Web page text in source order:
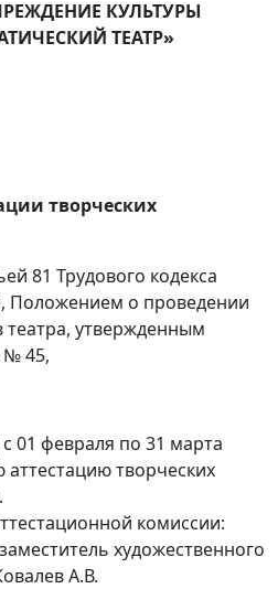
КУЛЬТУРЫ
ТЕАТР»
творческих
81 Трудового кодекса
Положением о проведении
театра, утвержденным
№ 45,
01 февраля по 31 марта
аттестацию творческих
комиссии:
художественного
А.В.